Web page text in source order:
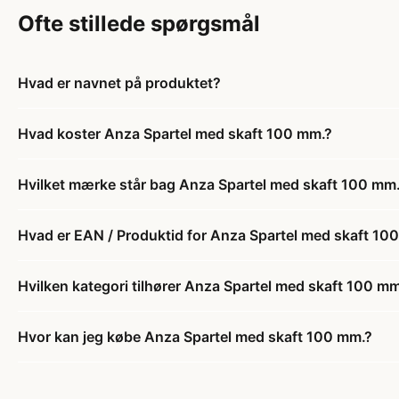
Ofte stillede spørgsmål
Hvad er navnet på produktet?
Hvad koster Anza Spartel med skaft 100 mm.?
Hvilket mærke står bag Anza Spartel med skaft 100
Hvad er EAN / Produktid for Anza Spartel med skaft
Hvilken kategori tilhører Anza Spartel med skaft 100
Hvor kan jeg købe Anza Spartel med skaft 100 mm.?